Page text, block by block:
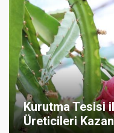
Kurutma Tesisi
Üreticileri